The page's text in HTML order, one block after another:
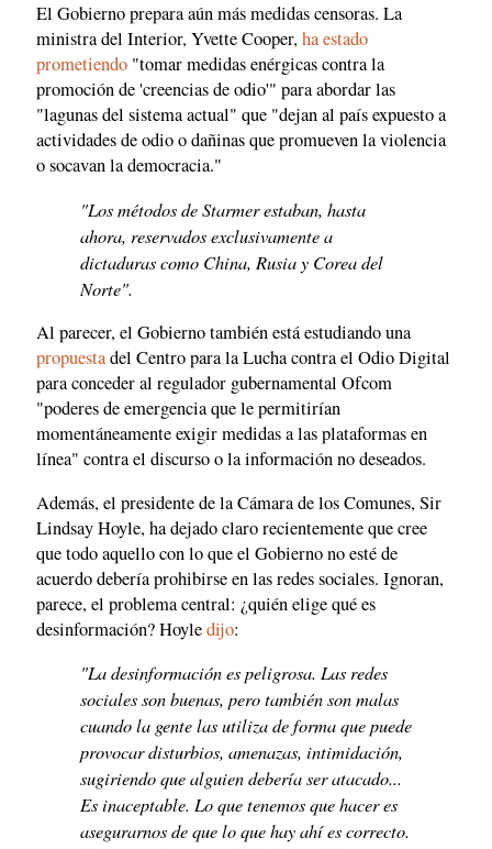
El Gobierno prepara aún más medidas censoras. La
ministra del Interior, Yvette Cooper,ha estado
prometiendo "tomar medidas enérgicas contra la
promoción de 'creencias de odio'" para abordar las
"lagunas del sistema actual" que "dejan al país expuesto a
actividades de odio o dañinas que promueven la violencia
o socavan la democracia."
"Los métodos de Starmer estaban, hasta
ahora, reservados exclusivamente a
dictaduras como China, Rusia y Corea del
Norte".
Al parecer, el Gobierno también está estudiando una
propuestadel Centro para la Lucha contra el Odio Digital
para conceder al regulador gubernamental Ofcom
"poderes de emergencia que le permitirían
momentáneamente exigir medidas a las plataformas en
línea" contra el discurso o la información no deseados.
Además, el presidente de la Cámara de los Comunes, Sir
Lindsay Hoyle, ha dejado claro recientemente que cree
que todo aquello con lo que el Gobierno no esté de
acuerdo debería prohibirse en las redes sociales. Ignoran,
parece, el problema central: ¿quién elige qué es
desinformación? Hoyledijo:
"La desinformación es peligrosa. Las redes
sociales son buenas, pero también son malas
cuando la gente las utiliza de forma que puede
provocar disturbios, amenazas, intimidación,
sugiriendo que alguien debería ser atacado...
Es inaceptable. Lo que tenemos que hacer es
asegurarnos de que lo que hay ahí es correcto.